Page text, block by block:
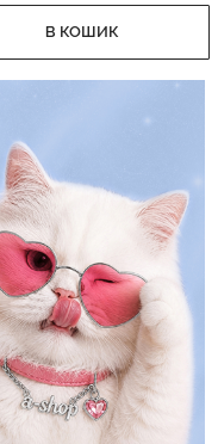
В КОШИК